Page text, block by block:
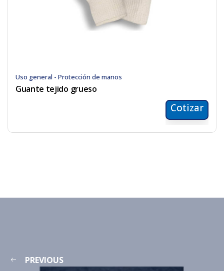
Uso general - Protección de manos
Guante tejido grueso
Cotizar
PREVIOUS